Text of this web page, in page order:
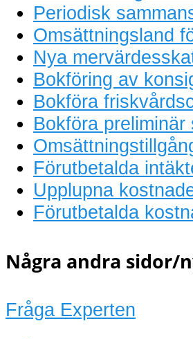
Periodisk
Omsättningsland
Nya
Bokföring av
Bokföra
Bokföra
Förutbetalda
Upplupna
Förutbetalda
Några andra sidor/
Fråga Experten